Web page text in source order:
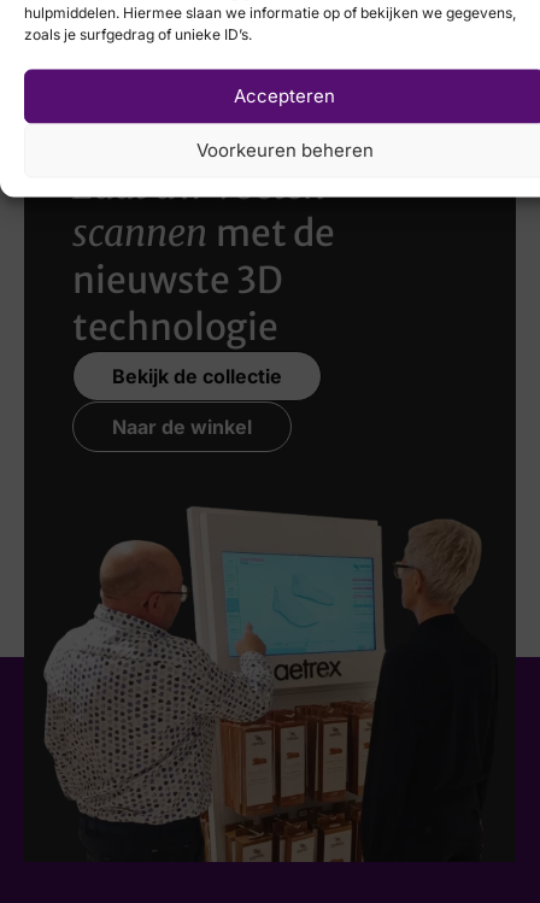
hulpmiddelen. Hiermee slaan we informatie op of bekijken we gegevens,
zoals je surfgedrag of unieke ID’s.
Accepteren
Voorkeuren beheren
€84,95€59,95 69,95 49,95
Laat uw voeten
scannen met de
nieuwste 3D
technologie
Bekijk de collectie
Naar de winkel